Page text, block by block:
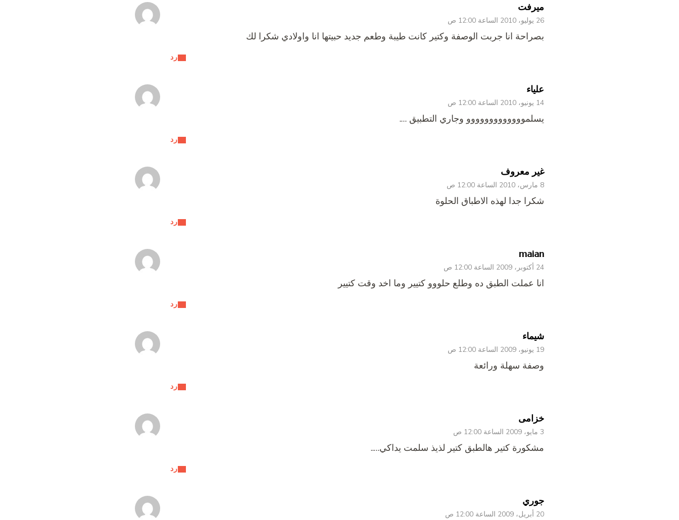
ميرفت
26 يوليو، 2010 الساعة 12:00 ص
رد
بصراحة انا جربت الوصفة وكتير كانت طيبة وطعم جديد حبيتها انا واولادي شكرا لك
علياء
14 يونيو، 2010 الساعة 12:00 ص
رد
يسلمووووووووووووو وجاري التطبيق ….
غير معروف
8 مارس، 2010 الساعة 12:00 ص
رد
شكرا جدا لهذه الاطباق الحلوة
maian
24 أكتوبر، 2009 الساعة 12:00 ص
رد
انا عملت الطبق ده وطلع حلووو كتيير وما اخد وقت كتيير
شيماء
19 يونيو، 2009 الساعة 12:00 ص
رد
وصفة سهلة ورائعة
خزامى
3 مايو، 2009 الساعة 12:00 ص
رد
مشكورة كتير هالطبق كتير لذيذ سلمت يداكي…..
جوري
20 أبريل، 2009 الساعة 12:00 ص